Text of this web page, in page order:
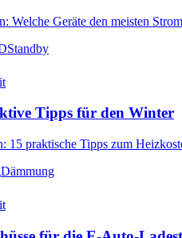
Welche Geräte den meisten
Standby
Tipps für den Winter
15 praktische Tipps zum
Dämmung